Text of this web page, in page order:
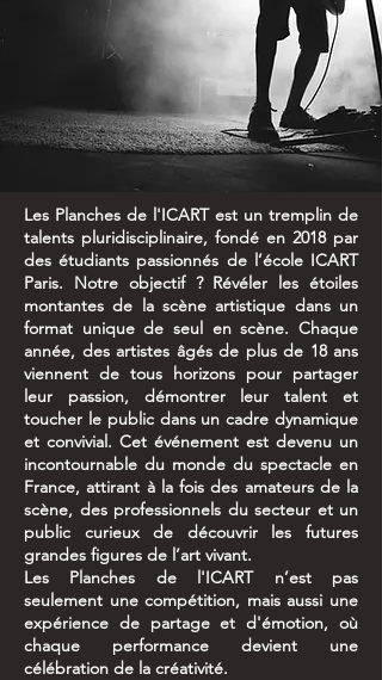
Les Planches de l'ICART est un tremplin de
talents pluridisciplinaire, fondé en 2018 par
des étudiants passionnés de l’école ICART
Paris. Notre objectif ? Révéler les étoiles
montantes de la scène artistique dans un
format unique de seul en scène. Chaque
année, des artistes âgés de plus de 18 ans
viennent de tous horizons pour partager
leur passion, démontrer leur talent et
toucher le public dans un cadre dynamique
et convivial. Cet événement est devenu un
incontournable du monde du spectacle en
France, attirant à la fois des amateurs de la
scène, des professionnels du secteur et un
public curieux de découvrir les futures
grandes figures de l’art vivant.
Les Planches de l'ICART n’est pas
seulement une compétition, mais aussi une
expérience de partage et d'émotion, où
chaque performance devient une
célébration de la créativité.